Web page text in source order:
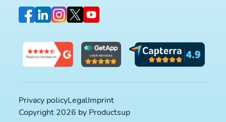
NEUESTE ARTIKEL
Privacy policyLegalImprint
Copyright 2026 by Productsup